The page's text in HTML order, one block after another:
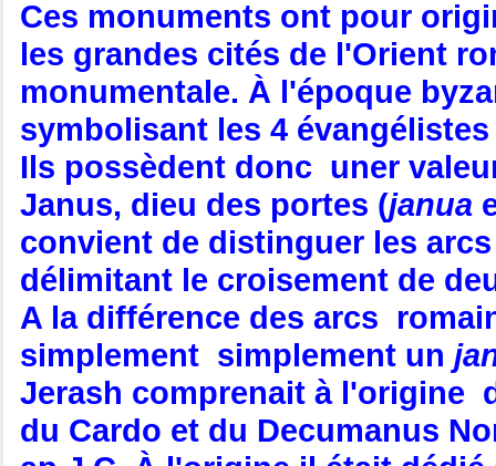
Ces monuments ont pour
les grandes cités de l'Orient
monumentale. À l'époque
symbolisant les 4 évangélistes
Ils possèdent donc uner
Janus, dieu des portes (janua
convient de distinguer les
délimitant le croisement de
A la différence des arcs
simplement simplement un
Jerash comprenait à l'origine
du Cardo et du Decumanus